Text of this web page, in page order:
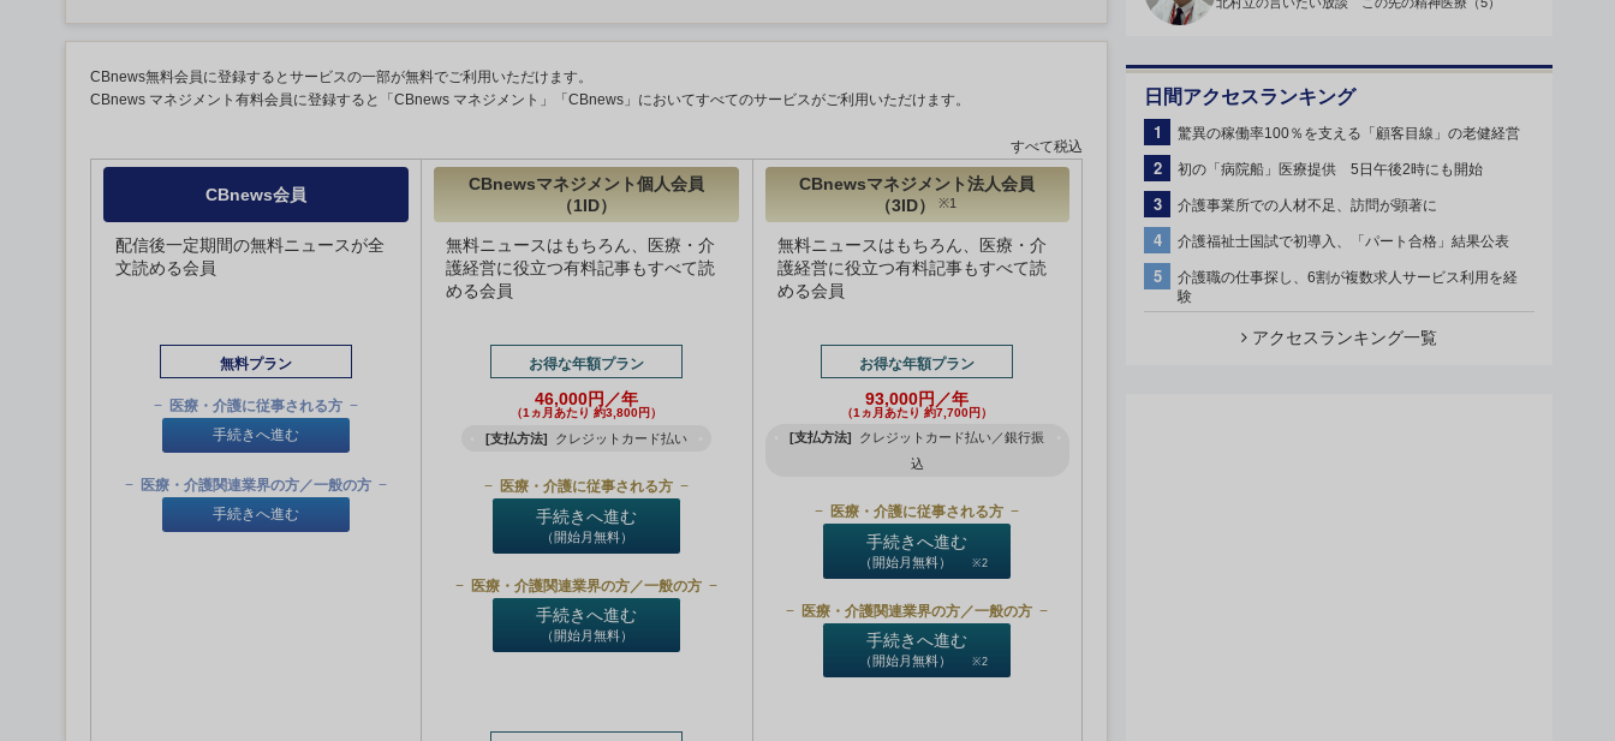
CBnews無料会員に登録するとサービスの一部が無料でご利用いただけます。
CBnews マネジメント有料会員に登録すると「CBnews マネジメント」「CBnews」においてすべてのサービスがご利用いただけます。
すべて税込
CBnews会員
配信後一定期間の無料ニュースが全
文読める会員
無料プラン
医療・介護に従事される方
手続きへ進む
医療・介護関連業界の方／一般の方
手続きへ進む
CBnewsマネジメント個人会員
（1ID）
無料ニュースはもちろん、医療・介
護経営に役立つ有料記事もすべて読
める会員
お得な年額プラン
46,000円／年
（1ヵ月あたり 約3,800円）
[支払方法] クレジットカード払い
医療・介護に従事される方
手続きへ進む
（開始月無料）
医療・介護関連業界の方／一般の方
手続きへ進む
（開始月無料）
CBnewsマネジメント法人会員
（3ID）
※1
無料ニュースはもちろん、医療・介
護経営に役立つ有料記事もすべて読
める会員
お得な年額プラン
93,000円／年
（1ヵ月あたり 約7,700円）
[支払方法]
クレジットカード払い／銀行振
込
医療・介護に従事される方
手続きへ進む
（開始月無料） ※2
医療・介護関連業界の方／一般の方
手続きへ進む
（開始月無料） ※2
日間アクセスランキング
1 驚異の稼働率100％を支える「顧客目線」の老健経営
2 初の「病院船」医療提供 5日午後2時にも開始
3 介護事業所での人材不足、訪問が顕著に
4 介護福祉士国試で初導入、「パート合格」結果公表
5
介護職の仕事探し、6割が複数求人サービス利用を経
験
アクセスランキング一覧